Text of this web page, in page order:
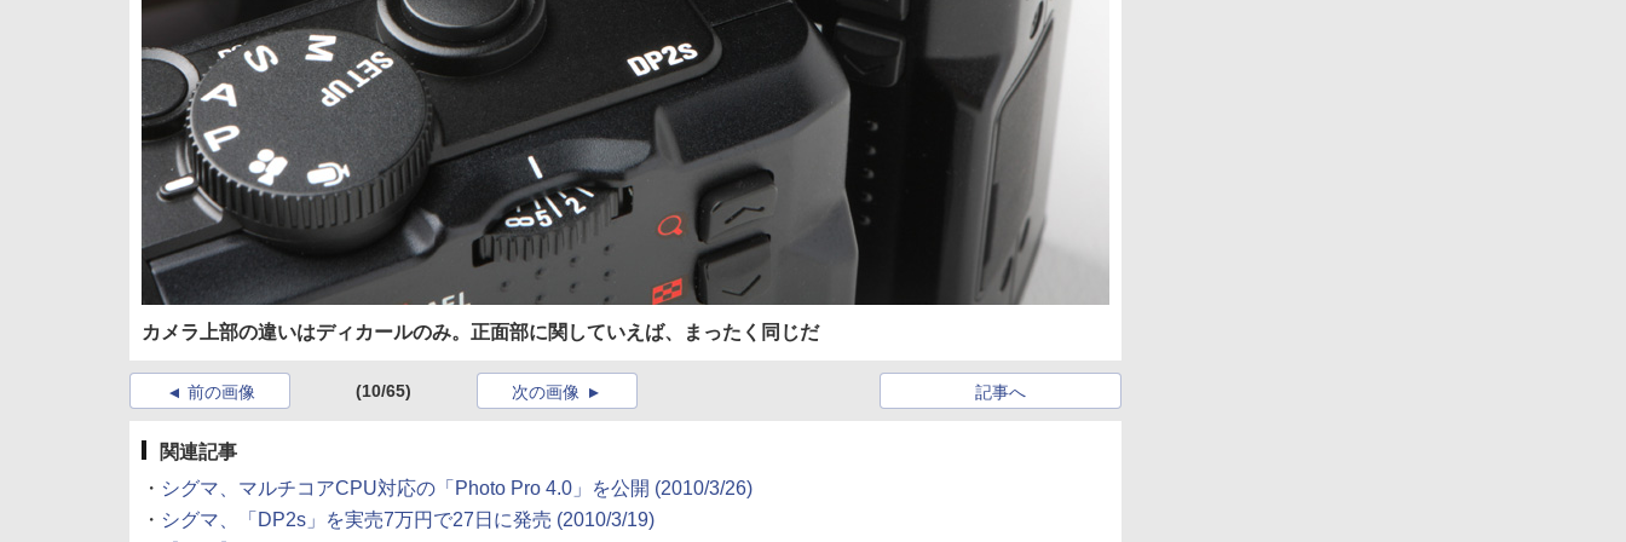
カメラ上部の違いはディカールのみ。正面部に関していえば、まったく同じだ
前の画像 (10/65) 記事へ
次の画像
関連記事
・ シグマ、マルチコアCPU対応の「Photo Pro 4.0」を公開 (2010/3/26)
・ シグマ、「DP2s」を実売7万円で27日に発売 (2010/3/19)